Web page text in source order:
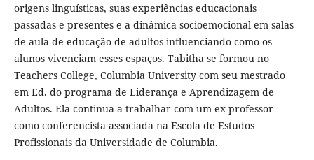
origens linguísticas, suas experiências educacionais
passadas e presentes e a dinâmica socioemocional em salas
de aula de educação de adultos influenciando como os
alunos vivenciam esses espaços. Tabitha se formou no
Teachers College, Columbia University com seu mestrado
em Ed. do programa de Liderança e Aprendizagem de
Adultos. Ela continua a trabalhar com um ex-professor
como conferencista associada na Escola de Estudos
Profissionais da Universidade de Columbia.